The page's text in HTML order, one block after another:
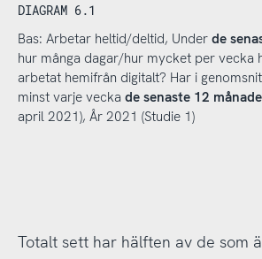
DIAGRAM 6.1
Bas: Arbetar heltid/deltid, Under de
hur många dagar/hur mycket per vecka
arbetat hemifrån digitalt? Har i
minst varje vecka de senaste 12
april 2021), År 2021 (Studie 1)
Totalt sett har hälften av de som